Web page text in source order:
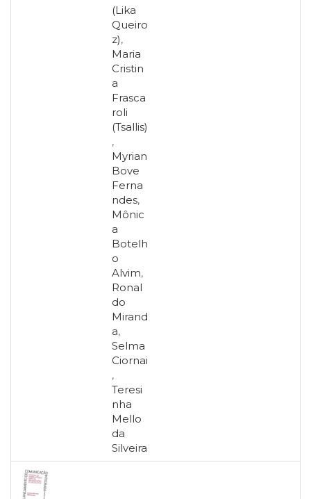
(Lika
Queiro
z),
Maria
Cristin
a
Frasca
roli
(Tsallis)
,
Myrian
Bove
Ferna
ndes,
Mônic
a
Botelh
o
Alvim,
Ronal
do
Mirand
a,
Selma
Ciornai
,
Teresi
nha
Mello
da
Silveira